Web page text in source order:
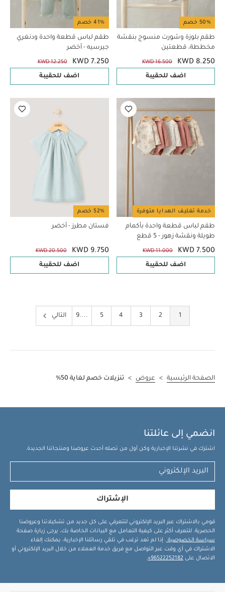
50% خصم
طقم بلوزة وشورت منسوج بنقشة
مخططة، قطعتين
KWD 8.250
KWD 16.500
اضف للحقيبة
41% خصم
طقم لباس قطعة واحدة ودنغري
جيرسيه - أخضر
KWD 7.250
KWD 12.250
اضف للحقيبة
خدمة تغليف الهدايا متوفرة
طقم لباس قطعة واحدة بأكمام
طويلة ونقشة زهور - 5 قطع
KWD 7.500
KWD 11.000
اضف للحقيبة
52% خصم
فستان مطرز - أخضر
KWD 9.750
KWD 20.500
اضف للحقيبة
1
2
3
4
5
9 التالي
الصفحة الرئيسية > عروض > تنزيلات خصم لغاية 50%
انضمي إلى عائلتنا
اشترك في نشرتنا الإخبارية وكن أول من تصله أحدث عروضنا ومنتجاتنا الجديدة.
الإشتراك
قومي بالاشتراك عبر البريد الإلكتروني لتتعرفي على كل جديد من تشكيلاتنا وعروضنا
الحصرية. للتعرف أكثر على كيفية التعامل مع البيانات الخاصة بك، يرجى زيارة صفحة
سياسة الخصوصية. إذا لم تعد ترغب في تلقي رسائلنا الإخبارية، يمكنك إلغاء
الاشتراك في أي وقت عبر التواصل مع فريق خدمة العملاء من خلال البريد الإلكتروني أو
الاتصال على 96522252182+
.